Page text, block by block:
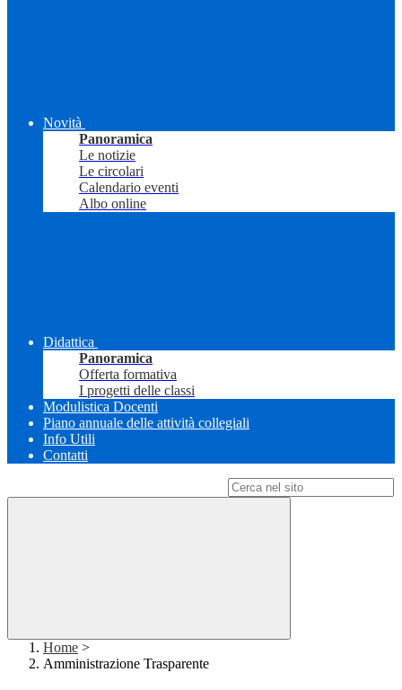
Novità
Panoramica
Le notizie
Le circolari
Calendario eventi
Albo online
Didattica
Panoramica
Offerta formativa
I progetti delle classi
Modulistica Docenti
Piano annuale delle attività collegiali
Info Utili
Contatti
Home >
Amministrazione Trasparente